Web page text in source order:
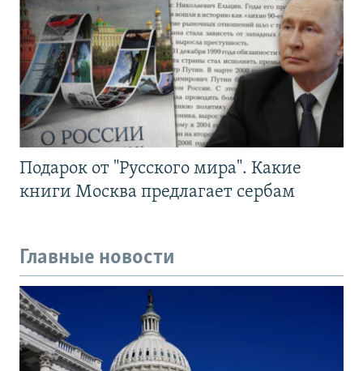
Подарок от "Русского мира". Какие
книги Москва предлагает сербам
Главные новости